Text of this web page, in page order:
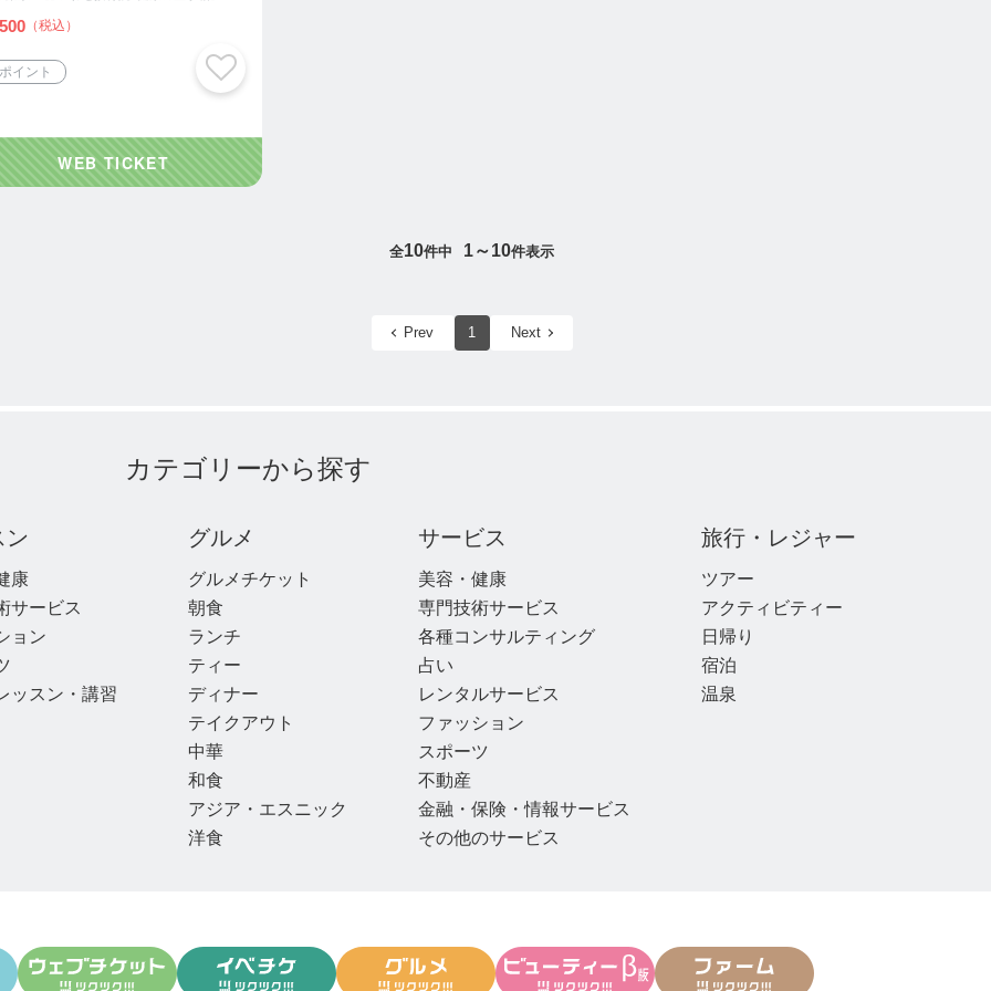
（税込）
イント
全10件中 1～10件表示
Prev 1 Next
カテゴリーから探す
ン
康
サービス
ョン
ッスン・講習
グルメ
グルメチケット
朝食
ランチ
ティー
ディナー
テイクアウト
中華
和食
アジア・エスニック
洋食
サービス
美容・健康
専門技術サービス
各種コンサルティング
占い
レンタルサービス
ファッション
スポーツ
不動産
金融・保険・情報サービス
その他のサービス
旅行・レジャー
ツアー
アクティビティー
日帰り
宿泊
温泉